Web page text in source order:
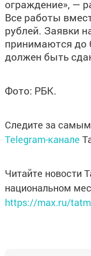
ограждение», —
Все работы
рублей. Заявки
принимаются до
должен быть
Фото: РБК.
Следите за
Telegram-канале
Читайте новости
национальном
https://max.ru/